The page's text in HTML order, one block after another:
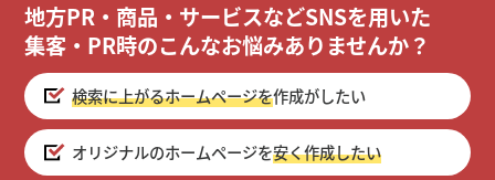
地方PR・商品・サービスなどSNSを用いた
集客・PR時のこんなお悩みありませんか？
検索に上がるホームページを作成がしたい
オリジナルのホームページを安く作成したい